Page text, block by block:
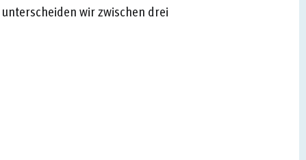
unterscheiden wir zwischen drei